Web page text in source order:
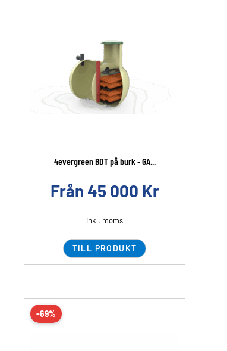
4evergreen BDT på burk ‐ GA...
Från 45 000 Kr
inkl. moms
TILL PRODUKT
-69%